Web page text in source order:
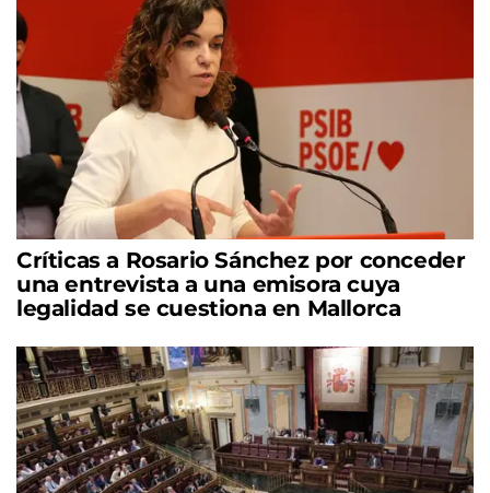
Críticas a Rosario Sánchez por conceder
una entrevista a una emisora cuya
legalidad se cuestiona en Mallorca